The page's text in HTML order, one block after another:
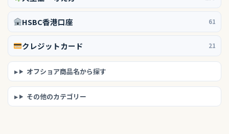
HSBC香港口座 61
クレジットカード 21
オフショア商品名から探す
その他のカテゴリー